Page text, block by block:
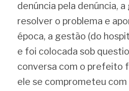
denúncia pela denúncia,
resolver o problema e
época, a gestão (do
e foi colocada sob
conversa com o prefeito
ele se comprometeu com